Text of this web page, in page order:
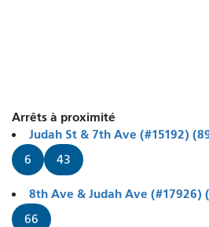
Arrêts à proximité
Judah St & 7th Ave (#15192)
6 43
8th Ave & Judah Ave (#17926)
66